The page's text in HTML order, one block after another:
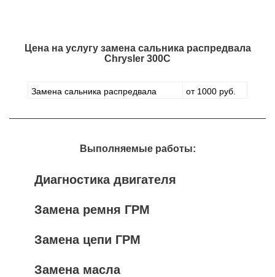
Цена на услугу замена сальника распредвала
Chrysler 300C
Замена сальника распредвала от 1000 руб.
Выполняемые работы:
Диагностика двигателя
Замена ремня ГРМ
Замена цепи ГРМ
Замена масла